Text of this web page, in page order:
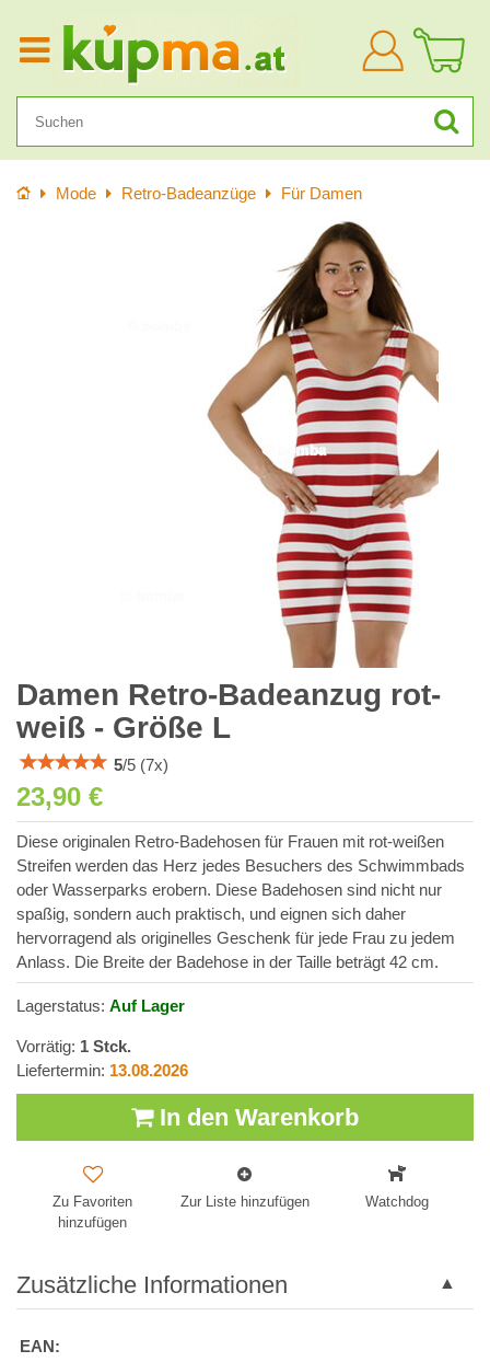
Anmelden
Startseite
Mode Retro-Badeanzüge Für Damen
Damen Retro-Badeanzug rot-
weiß - Größe L
5/5 (7x)
23,90 €
Diese originalen Retro-Badehosen für Frauen mit rot-weißen
Streifen werden das Herz jedes Besuchers des Schwimmbads
oder Wasserparks erobern. Diese Badehosen sind nicht nur
spaßig, sondern auch praktisch, und eignen sich daher
hervorragend als originelles Geschenk für jede Frau zu jedem
Anlass. Die Breite der Badehose in der Taille beträgt 42 cm.
Lagerstatus: Auf Lager
Vorrätig: 1 Stck.
Liefertermin: 13.08.2026
In den Warenkorb
Zu Favoriten
hinzufügen
Zur Liste hinzufügen Watchdog
Zusätzliche Informationen
EAN: